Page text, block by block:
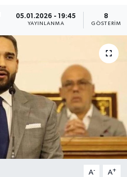
05.01.2026 - 19:45
YAYINLANMA
8
GÖSTERIM
A- A+